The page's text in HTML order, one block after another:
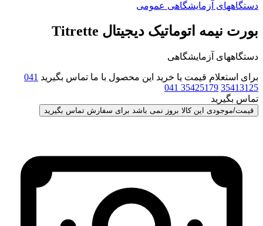
دستگاههای آزمایشگاهی عمومی
بورت نیمه اتوماتیک دیجیتال Titrette
دستگاههای آزمایشگاهی
برای استعلام قیمت یا خرید این محصول با ما تماس بگیرید 041
35413125
041 35425179
تماس بگیرید
قیمت/موجودی این کالا بروز نمی باشد برای سفارش تماس بگیرید